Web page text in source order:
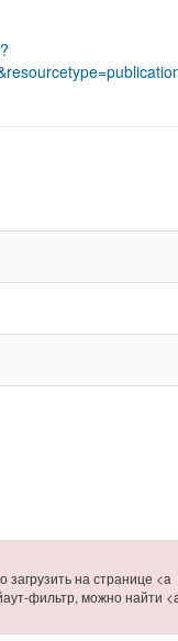
на странице <a
фильтр, можно найти